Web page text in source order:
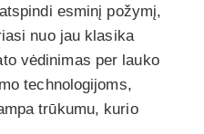
esminį požymį,
nuo jau klasika
vėdinimas per lauko
technologijoms,
trūkumu, kurio